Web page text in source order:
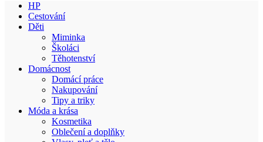
HP
Cestování
Děti
Miminka
Školáci
Těhotenství
Domácnost
Domácí práce
Nakupování
Tipy a triky
Móda a krása
Kosmetika
Oblečení a doplňky